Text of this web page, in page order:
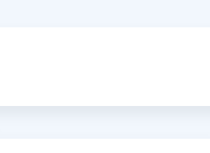
Tüm ÖSYM